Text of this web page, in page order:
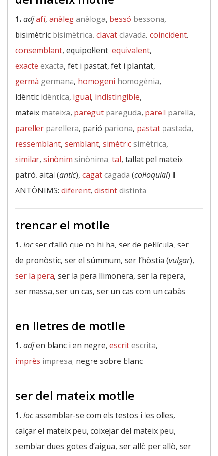
1.adjafí, anàleganàloga, bessó bessona,
bisimètric bisimètrica, clavatclavada, coincident,
consemblant, equipol·lent, equivalent,
exacte exacta, fet i pastat, fet i plantat,
germà germana, homogeni homogènia,
idèntic idèntica, igual, indistingible,
mateix mateixa, paregut pareguda, parell parella,
pareller parellera, parió pariona, pastat pastada,
ressemblant, semblant, simètricsimètrica,
similar, sinònim sinònima, tal, tallat pel mateix
patró, aital (antic), cagatcagada (col·loquial) ‖
ANTÒNIMS: diferent, distintdistinta
trencar el motlle
1.locser d’allò que no hi ha, ser de pel·lícula, ser
de pronòstic, ser el súmmum, ser l’hòstia (vulgar),
ser la pera, ser la pera llimonera, ser la repera,
ser massa, ser un cas, ser un cas com un cabàs
en lletres de motlle
1.adjen blanc i en negre, escritescrita,
imprès impresa, negre sobre blanc
ser del mateix motlle
1.locassemblar-se com els testos i les olles,
calçar el mateix peu, coixejar del mateix peu,
semblar dues gotes d’aigua, ser allò per allò, ser